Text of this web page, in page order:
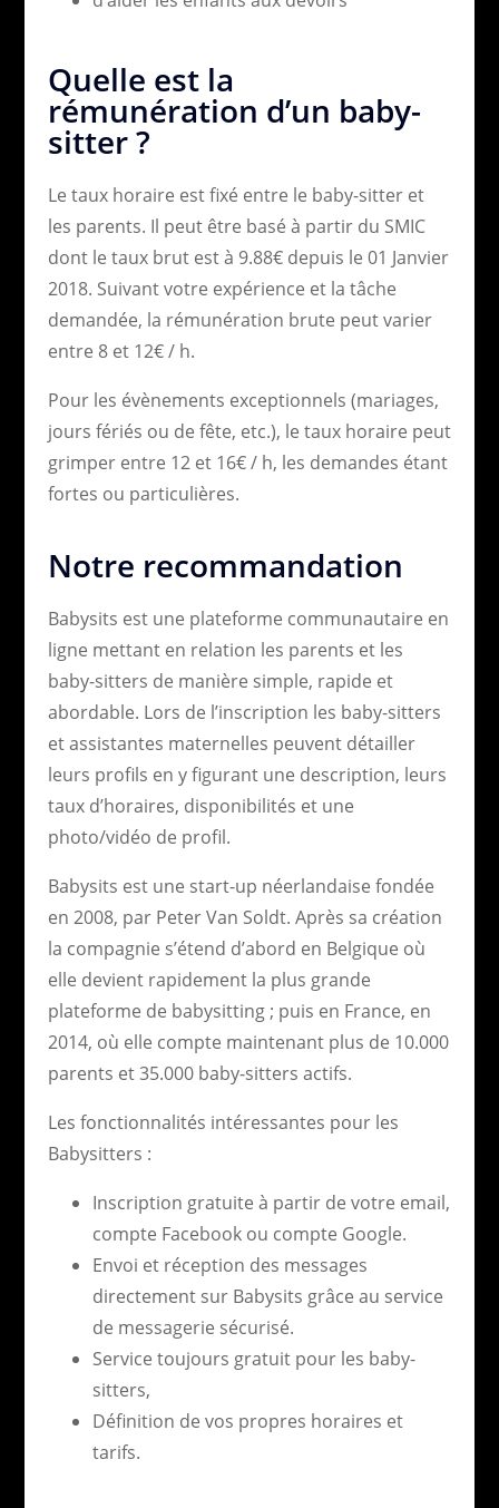
Quelle est la
rémunération d’un baby-
sitter ?
Le taux horaire est fixé entre le baby-sitter et
les parents. Il peut être basé à partir du SMIC
dont le taux brut est à 9.88€ depuis le 01 Janvier
2018. Suivant votre expérience et la tâche
demandée, la rémunération brute peut varier
entre 8 et 12€ / h.
Pour les évènements exceptionnels (mariages,
jours fériés ou de fête, etc.), le taux horaire peut
grimper entre 12 et 16€ / h, les demandes étant
fortes ou particulières.
Notre recommandation
Babysits est une plateforme communautaire en
ligne mettant en relation les parents et les
baby-sitters de manière simple, rapide et
abordable. Lors de l’inscription les baby-sitters
et assistantes maternelles peuvent détailler
leurs profils en y figurant une description, leurs
taux d’horaires, disponibilités et une
photo/vidéo de profil.
Babysits est une start-up néerlandaise fondée
en 2008, par Peter Van Soldt. Après sa création
la compagnie s’étend d’abord en Belgique où
elle devient rapidement la plus grande
plateforme de babysitting ; puis en France, en
2014, où elle compte maintenant plus de 10.000
parents et 35.000 baby-sitters actifs.
Les fonctionnalités intéressantes pour les
Babysitters :
Inscription gratuite à partir de votre email,
compte Facebook ou compte Google.
Envoi et réception des messages
directement sur Babysits grâce au service
de messagerie sécurisé.
Service toujours gratuit pour les baby-
sitters,
Définition de vos propres horaires et
tarifs.